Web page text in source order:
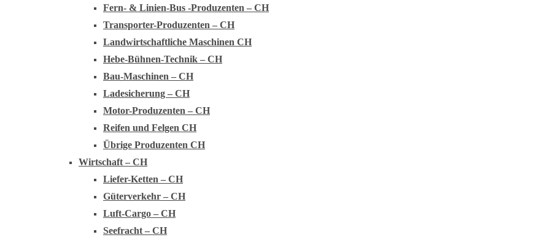
Fern- & Linien-Bus -Produzenten – CH
Transporter-Produzenten – CH
Landwirtschaftliche Maschinen CH
Hebe-Bühnen-Technik – CH
Bau-Maschinen – CH
Ladesicherung – CH
Motor-Produzenten – CH
Reifen und Felgen CH
Übrige Produzenten CH
Wirtschaft – CH
Liefer-Ketten – CH
Güterverkehr – CH
Luft-Cargo – CH
Seefracht – CH